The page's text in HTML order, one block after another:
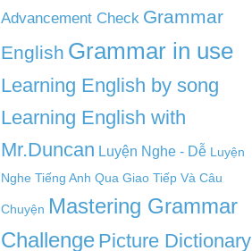
Advancement Check Grammar
English Grammar in use
Learning English by song
Learning English with
Mr.Duncan Luyện Nghe - Dễ Luyện
Nghe Tiếng Anh Qua Giao Tiếp Và Câu
Chuyện Mastering Grammar
Challenge Picture Dictionary